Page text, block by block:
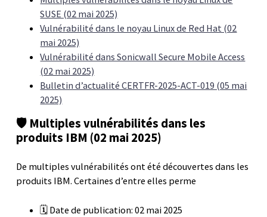
SUSE (02 mai 2025)
Vulnérabilité dans le noyau Linux de Red Hat (02
mai 2025)
Vulnérabilité dans Sonicwall Secure Mobile Access
(02 mai 2025)
Bulletin d’actualité CERTFR-2025-ACT-019 (05 mai
2025)
🛡️ Multiples vulnérabilités dans les
produits IBM (02 mai 2025)
De multiples vulnérabilités ont été découvertes dans les
produits IBM. Certaines d’entre elles perme
🗓️ Date de publication: 02 mai 2025